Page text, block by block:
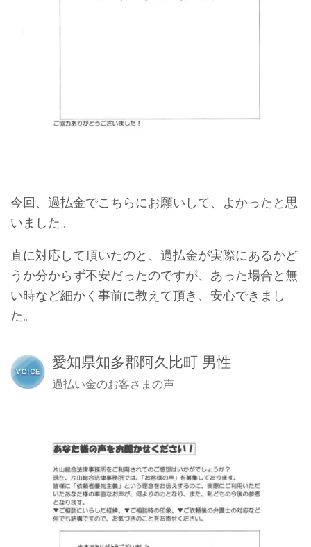
今回、過払金でこちらにお願いして、よかったと思
いました。
直に対応して頂いたのと、過払金が実際にあるかど
うか分からず不安だったのですが、あった場合と無
い時など細かく事前に教えて頂き、安心できまし
た。
愛知県知多郡阿久比町 男性
過払い金のお客さまの声